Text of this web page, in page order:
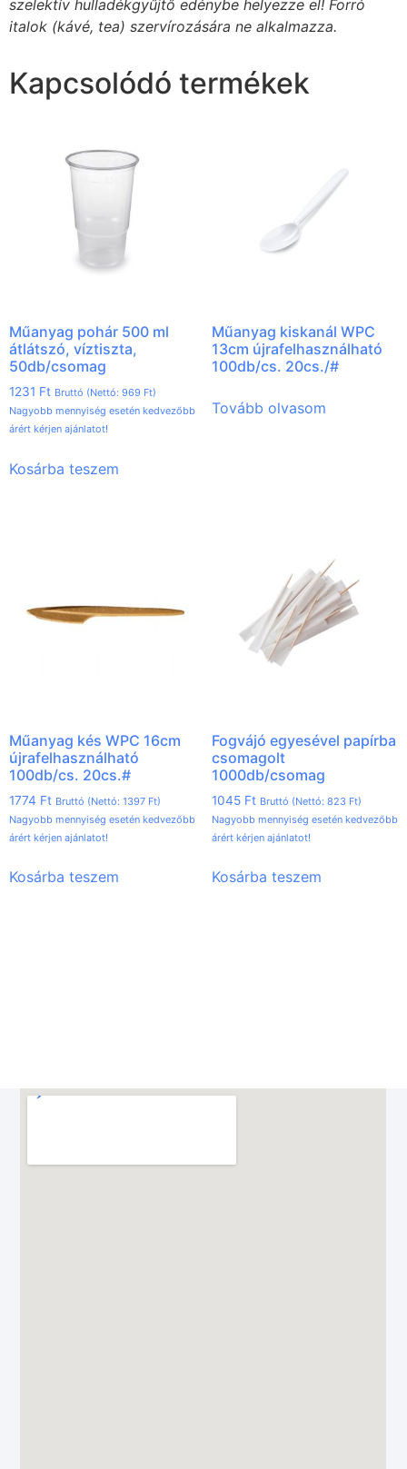
szelektív hulladékgyűjtő edénybe helyezze el! Forró
italok (kávé, tea) szervírozására ne alkalmazza.
Kapcsolódó termékek
Műanyag pohár 500 ml
átlátszó, víztiszta,
50db/csomag
1231 Ft Bruttó (Nettó: 969 Ft)
Nagyobb mennyiség esetén kedvezőbb
árért kérjen ajánlatot!
Kosárba teszem
Műanyag kiskanál WPC
13cm újrafelhasználható
100db/cs. 20cs./#
Tovább olvasom
Műanyag kés WPC 16cm
újrafelhasználható
100db/cs. 20cs.#
1774 Ft Bruttó (Nettó: 1397 Ft)
Nagyobb mennyiség esetén kedvezőbb
árért kérjen ajánlatot!
Kosárba teszem
Fogvájó egyesével papírba
csomagolt
1000db/csomag
1045 Ft Bruttó (Nettó: 823 Ft)
Nagyobb mennyiség esetén kedvezőbb
árért kérjen ajánlatot!
Kosárba teszem